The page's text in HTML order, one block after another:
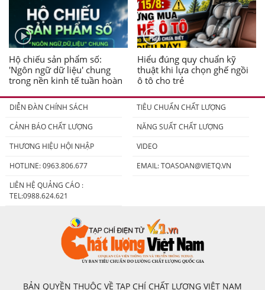
Hộ chiếu sản phẩm số:
'Ngôn ngữ dữ liệu' chung
trong nền kinh tế tuần hoàn
Hiểu đúng quy chuẩn kỹ
thuật khi lựa chọn ghế ngồi
ô tô cho trẻ
DIỄN ĐÀN CHÍNH SÁCH
TIÊU CHUẨN CHẤT LƯỢNG
CẢNH BÁO CHẤT LƯỢNG
NĂNG SUẤT CHẤT LƯỢNG
THƯƠNG HIỆU HỘI NHẬP
VIDEO
HOTLINE: 0963.806.677
EMAIL:TOASOAN@VIETQ.VN
LIÊN HỆ QUẢNG CÁO :
TEL:0988.624.621
BẢN QUYỀN THUỘC VỀ TẠP CHÍ CHẤT LƯỢNG VIỆT NAM